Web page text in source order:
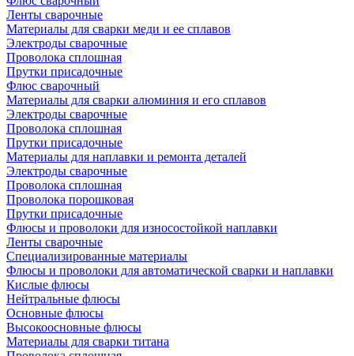
Ленты сварочные
Материалы для сварки меди и ее сплавов
Электроды сварочные
Проволока сплошная
Прутки присадочные
Флюс сварочный
Материалы для сварки алюминия и его сплавов
Электроды сварочные
Проволока сплошная
Прутки присадочные
Материалы для наплавки и ремонта деталей
Электроды сварочные
Проволока сплошная
Проволока порошковая
Прутки присадочные
Флюсы и проволоки для износостойкой наплавки
Ленты сварочные
Специализированные материалы
Флюсы и проволоки для автоматической сварки и наплавки
Кислые флюсы
Нейтральные флюсы
Основные флюсы
Высокоосновные флюсы
Материалы для сварки титана